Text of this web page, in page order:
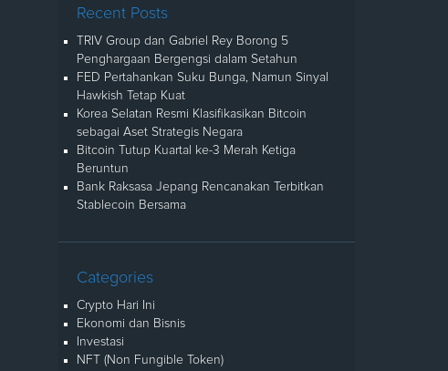
Recent Posts
TRIV Group dan Gabriel Rey Borong 5
Penghargaan Bergengsi dalam Setahun
FED Pertahankan Suku Bunga, Namun Sinyal
Hawkish Tetap Kuat
Korea Selatan Resmi Klasifikasikan Bitcoin
sebagai Aset Strategis Negara
Bitcoin Tutup Kuartal ke-3 Merah Ketiga
Beruntun
Bank Raksasa Jepang Rencanakan Terbitkan
Stablecoin Bersama
Categories
Crypto Hari Ini
Ekonomi dan Bisnis
Investasi
NFT (Non Fungible Token)